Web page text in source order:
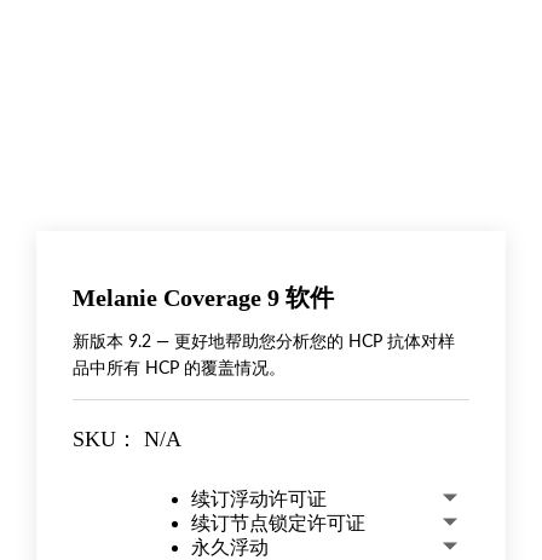
Melanie Coverage 9 软件
新版本 9.2 — 更好地帮助您分析您的 HCP 抗体对样
品中所有 HCP 的覆盖情况。
SKU： N/A
续订浮动许可证
续订节点锁定许可证
永久浮动